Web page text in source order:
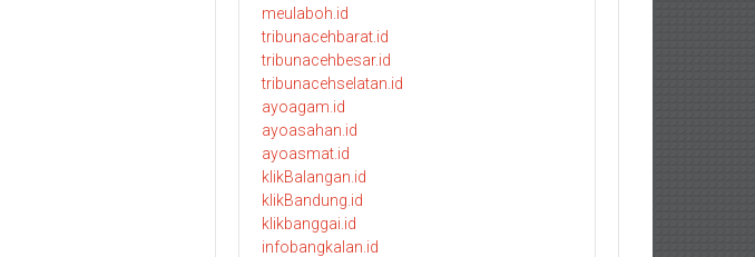
meulaboh.id
tribunacehbarat.id
tribunacehbesar.id
tribunacehselatan.id
ayoagam.id
ayoasahan.id
ayoasmat.id
klikBalangan.id
klikBandung.id
klikbanggai.id
infobangkalan.id